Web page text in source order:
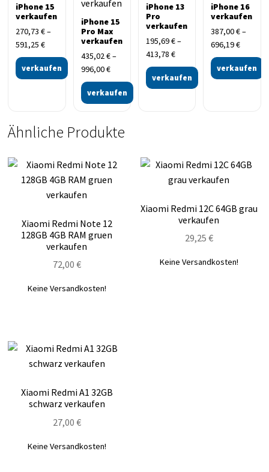
iPhone 15
verkaufen
270,73€–
591,25€
verkaufen
iPhone 15
Pro Max
verkaufen
435,02€–
996,00€
verkaufen
iPhone 13
Pro
verkaufen
195,69€–
413,78 €
verkaufen
iPhone 16
verkaufen
387,00€–
696,19€
verkaufen
Ähnliche Produkte
Xiaomi Redmi Note 12
128GB 4GB RAM gruen
verkaufen
72,00 €
Keine Versandkosten!
Xiaomi Redmi 12C 64GB grau
verkaufen
29,25 €
Keine Versandkosten!
Xiaomi Redmi A1 32GB
schwarz verkaufen
27,00 €
Keine Versandkosten!